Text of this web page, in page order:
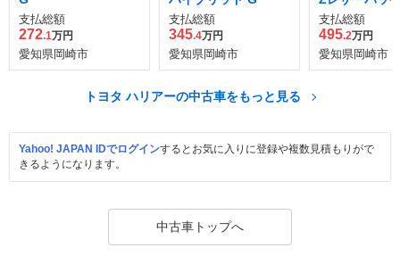
支払総額
272.1万円
愛知県岡崎市
支払総額
345.4万円
愛知県岡崎市
支払総額
495.2万円
愛知県岡崎市
トヨタ ハリアーの中古車をもっと見る
Yahoo! JAPAN IDでログインするとお気に入りに登録や複数見積もりがで
きるようになります。
中古車トップへ